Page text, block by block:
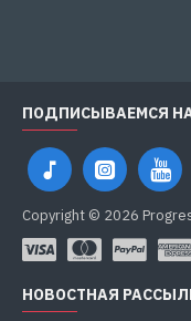
ПОДПИСЫВАЕМСЯ
Copyright © 2026
НОВОСТНАЯ